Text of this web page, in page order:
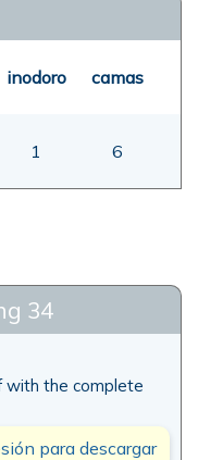
inodoro camas
1 6
34
with the complete
para descargar